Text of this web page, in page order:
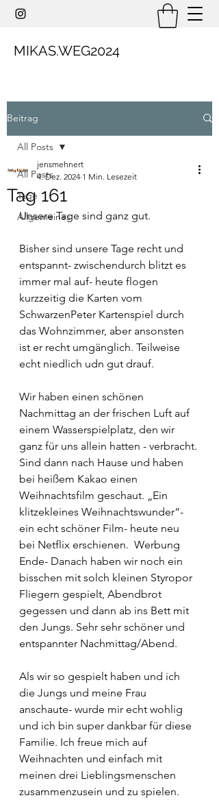
MIKAS.WEG2024
Beitrag
All Posts
Tage
Allgemeines
All Posts
Tag 161
jensmehnert
4. Dez. 2024 1 Min. Lesezeit
Unsere Tage sind ganz gut.
Bisher sind unsere Tage recht und
entspannt- zwischendurch blitzt es
immer mal auf- heute flogen
kurzzeitig die Karten vom
SchwarzenPeter Kartenspiel durch
das Wohnzimmer, aber ansonsten
ist er recht umgänglich. Teilweise
echt niedlich udn gut drauf.
Wir haben einen schönen
Nachmittag an der frischen Luft auf
einem Wasserspielplatz, den wir
ganz für uns allein hatten - verbracht.
Sind dann nach Hause und haben
bei heißem Kakao einen
Weihnachtsfilm geschaut. „Ein
klitzekleines Weihnachtswunder“-
ein echt schöner Film- heute neu
bei Netflix erschienen.  Werbung
Ende- Danach haben wir noch ein
bisschen mit solch kleinen Styropor
Fliegern gespielt, Abendbrot
gegessen und dann ab ins Bett mit
den Jungs. Sehr sehr schöner und
entspannter Nachmittag/Abend.
Als wir so gespielt haben und ich
die Jungs und meine Frau
anschaute- wurde mir echt wohlig
und ich bin super dankbar für diese
Familie. Ich freue mich auf
Weihnachten und einfach mit
meinen drei Lieblingsmenschen
zusammenzusein und zu spielen.